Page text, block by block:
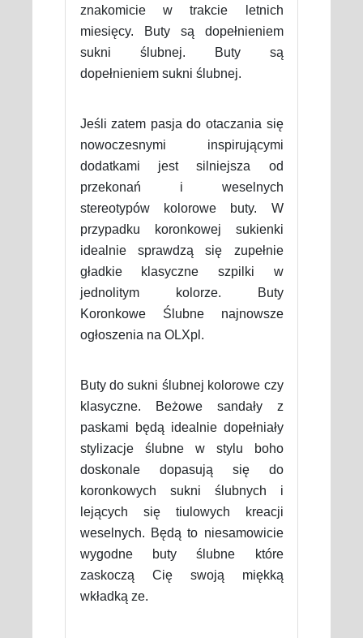
znakomicie w trakcie letnich
miesięcy. Buty są dopełnieniem
sukni ślubnej. Buty są
dopełnieniem sukni ślubnej.
Jeśli zatem pasja do otaczania się
nowoczesnymi inspirującymi
dodatkami jest silniejsza od
przekonań i weselnych
stereotypów kolorowe buty. W
przypadku koronkowej sukienki
idealnie sprawdzą się zupełnie
gładkie klasyczne szpilki w
jednolitym kolorze. Buty
Koronkowe Ślubne najnowsze
ogłoszenia na OLXpl.
Buty do sukni ślubnej kolorowe czy
klasyczne. Beżowe sandały z
paskami będą idealnie dopełniały
stylizacje ślubne w stylu boho
doskonale dopasują się do
koronkowych sukni ślubnych i
lejących się tiulowych kreacji
weselnych. Będą to niesamowicie
wygodne buty ślubne które
zaskoczą Cię swoją miękką
wkładką ze.